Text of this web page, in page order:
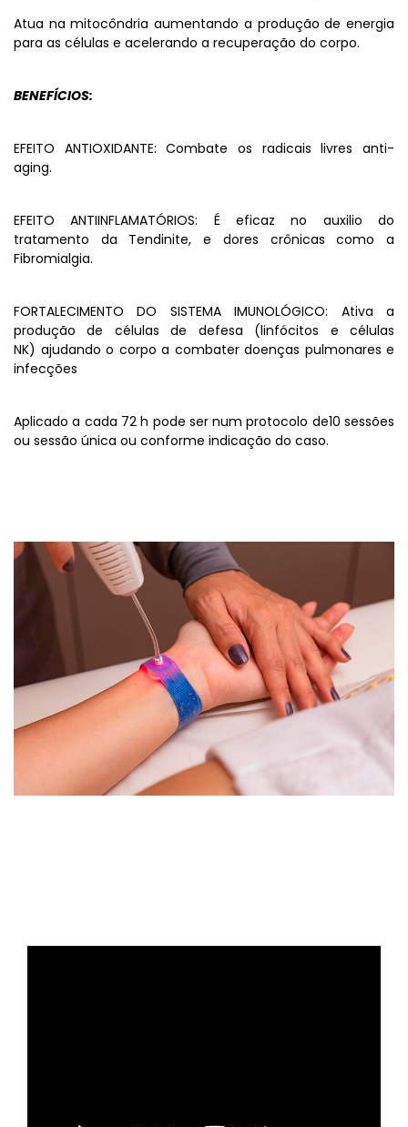
Atua na mitocôndria aumentando a produção de energia
para as células e acelerando a recuperação do corpo.
BENEFÍCIOS:
EFEITO ANTIOXIDANTE: Combate os radicais livres anti-
aging.
EFEITO ANTIINFLAMATÓRIOS: É eficaz no auxilio do
tratamento da Tendinite, e dores crônicas como a
Fibromialgia.
FORTALECIMENTO DO SISTEMA IMUNOLÓGICO: Ativa a
produção de células de defesa (linfócitos e células
NK) ajudando o corpo a combater doenças pulmonares e
infecções
Aplicado a cada 72 h pode ser num protocolo de10 sessões
ou sessão única ou conforme indicação do caso.